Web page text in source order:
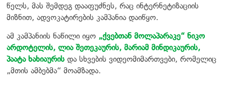
წელს, მას შემდეგ დააფუძნეს, რაც ინტერნეტიზაციის
მიზნით, ადვოკატირების კამპანია დაიწყო.
ამ კამპანიის ნაწილი იყო „ქვებთან მოლაპარაკე“ ნიკო
არდოტელის, ლია შეთეკაურის, მარიამ მინდიკაურის,
პაატა ხახიაურის და სხვების ვიდეომიმართვები, რომელიც
„მთის ამბებმა“ მოამზადა.